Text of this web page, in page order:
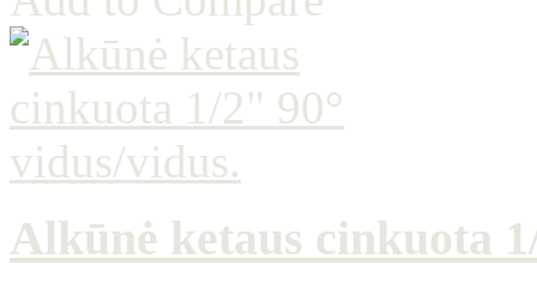
Alkūnė ketaus cinkuota